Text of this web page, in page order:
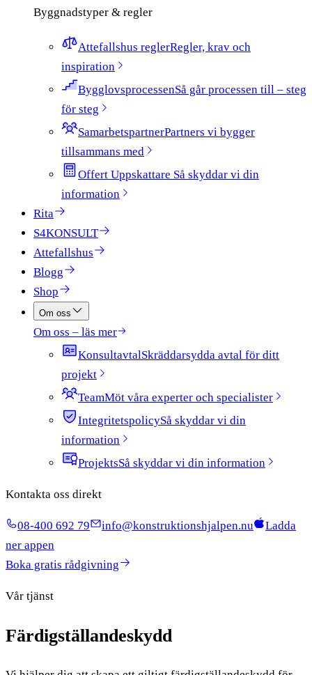
Byggnadstyper & regler
Attefallshus reglerRegler, krav och
inspiration
BygglovsprocessenSå går processen till – steg
för steg
SamarbetspartnerPartners vi bygger
tillsammans med
Offert Uppskattare​​​​‌ ‍ ​‍​‍‌‍ ‌ ​‍‌‍‍‌‌‍‌ ‌‍‍‌‌‍ ‍​‍​‍​ ‍‍​‍​‍‌ ​ ‌‍​‌‌‍ ‍‌‍‍‌‌ ‌​‌ ‍‌​‍ ‍‌‍‍‌‌‍ ​‍​‍​‍ ​​‍​‍‌‍‍​‌ ​‍‌‍‌‌‌‍‌‍​‍​‍​ ‍‍​‍​‍​‍ ‌ ​ ‌ ‌​‌ ‌‌‌‍‌​‌‍‍‌‌‍ ​‍ ‌‍‍‌‌‍ ‍‌ ‌​‌‍‌‌‌‍ ‍‌ ‌​​‍ ‌‍‌‌‌‍‌​‌‍‍‌‌ ‌​​‍ ‌‍ ‌‌‍ ‌‍‌​‌‍‌‌​ ‌‌ ​​‌ ​‍‌‍‌‌‌ ​ ‌‍‌‌‌‍ ‍‌ ‌​‌‍​‌‌ ‌​‌‍‍‌‌‍ ‌‍ ‍​ ‍ ‌‍‍‌‌‍‌​​ ‌‌‍ ‍‌‍​‌‌ ‌‍‌‍‍‌‌‍‌ ‌‍​‌‌ ‌​‌‍‍‌‌‍ ‌‍ ‍‌‌​ ‌‍‌‌‌ ‌​‌ ‌​‌‍‍‌‌‍ ‍‌‍‌ ‌ ​ ​ ‍ ‌ ‌​‌ ‍‌‌ ​​‌‍‌‌​ ‌‌‍ ‍‌‍​‌‌ ‌‍‌‍‍‌‌‍‌ ‌‍​‌‌ ‌​‌‍‍‌‌‍ ‌‍ ‍‌‌​ ‌‍‌‌‌ ‌​‌ ‌​‌‍‍‌‌‍ ‍‌‍‌ ‌ ​ ​ ‍ ‌ ​​‌‍​‌‌ ‌​‌‍‍​​ ‌‌‍ ‌‌‍​‌‌‍‍‌‌‍ ‍‌​ ‌‌‍‌‌‌‍ ‍‌ ‌‌​‍‌‌​ ‌‌‌​​‍‌‌ ‌‍‍ ‌‍‌‌‌ ‍‌​‍‌‌​ ​ ‌​‌​​‍‌‌​ ​ ‌​‌​​‍‌‌​ ​‍​ ​‍‌ ​ ‌‍‌‌‌‍‌‌‌‍‌​​‍ ‌‌ ‍‌​‍‌‌​ ​‍​ ​‍​‍‌‌​ ‌‌‌​‌​​‍ ‍‌‍​ ‌‍‍​‌‍‍‌‌‍ ​‌‍‌​‌ ​‍‌‍‌‌‌‍ ‍​‍‌‌​ ‌‌‌​​‍‌‌ ‌‍‍ ‌‍‌‌‌ ‍‌​‍‌‌​ ​ ‌​‌​​‍‌‌​ ​ ‌​‌​​‍‌‌​ ​‍​ ​‍‌‍‌‍​ ​​‌‍‌​​ ‌‌​ ‌ ​ ‌‌‌‍​‌​ ​ ‌‍​‍​ ‌​‌‍​ ‌‍‌‌​‍‌‌​ ​‍​ ​‍​‍‌‌​ ‌‌‌​‌​​‍ ‍‌‍ ​‌‍‍‌‌‍ ‍‌‍‍ ​‍ ‍‌‍ ​‌‍​‌‌‍​‍‌‍‌‌‌‍ ​​ ‌‍​‍‌‍​‌‌ ​ ‌‍‌‌‌‌‌‌‌ ​‍‌‍ ​​ ‌​‍‌‌​ ​‍‌​‌‍‌ ​ ‌ ‌​‌ ‌‌‌‍‌​‌‍‍‌‌‍ ​‍‌‍‌‍‍‌‌‍‌​​ ‌‌‍ ‍‌‍​‌‌ ‌‍‌‍‍‌‌‍‌ ‌‍​‌‌ ‌​‌‍‍‌‌‍ ‌‍ ‍‌‌​ ‌‍‌‌‌ ‌​‌ ‌​‌‍‍‌‌‍ ‍‌‍‌ ‌ ​ ​‍‌‍‌ ‌​‌ ‍‌‌ ​​‌‍‌‌​ ‌‌‍ ‍‌‍​‌‌ ‌‍‌‍‍‌‌‍‌ ‌‍​‌‌ ‌​‌‍‍‌‌‍ ‌‍ ‍‌‌​ ‌‍‌‌‌ ‌​‌ ‌​‌‍‍‌‌‍ ‍‌‍‌ ‌ ​ ​‍‌‍‌ ​​‌‍​‌‌ ‌​‌‍‍​​ ‌‌‍ ‌‌‍​‌‌‍‍‌‌‍ ‍‌​ ‌‌‍‌‌‌‍ ‍‌ ‌‌​‍‌‌​ ‌‌‌​​‍‌‌ ‌‍‍ ‌‍‌‌‌ ‍‌​‍‌‌​ ​ ‌​‌​​‍‌‌​ ​ ‌​‌​​‍‌‌​ ​‍​ ​‍‌ ​ ‌‍‌‌‌‍‌‌‌‍‌​​‍ ‌‌ ‍‌​‍‌‌​ ​‍​ ​‍​‍‌‌​ ‌‌‌​‌​​‍ ‍‌‍​ ‌‍‍​‌‍‍‌‌‍ ​‌‍‌​‌ ​‍‌‍‌‌‌‍ ‍​‍‌‌​ ‌‌‌​​‍‌‌ ‌‍‍ ‌‍‌‌‌ ‍‌​‍‌‌​ ​ ‌​‌​​‍‌‌​ ​ ‌​‌​​‍‌‌​ ​‍​ ​‍‌‍‌‍​ ​​‌‍‌​​ ‌‌​ ‌ ​ ‌‌‌‍​‌​ ​ ‌‍​‍​ ‌​‌‍​ ‌‍‌‌​‍‌‌​ ​‍​ ​‍​‍‌‌​ ‌‌‌​‌​​‍ ‍‌‍ ​‌‍‍‌‌‍ ‍‌‍‍ ​‍ ‍‌‍ ​‌‍​‌‌‍​‍‌‍‌‌‌‍ ​​‍‌‍‌ ​​‌‍‌‌‌ ​‍‌ ​ ‌ ​​‌‍‌‌‌‍​ ‌ ‌​‌‍‍‌‌ ‌‍‌‍‌‌​ ‌‌ ​​‌ ‌‌‌‍​‍‌‍ ​‌‍‍‌‌ ​ ‌‍‍​‌‍‌‌‌‍‌​​‍​‍‌ ‌ ‍ ​‍​‍‌‍ ‌ ​‍‌‍‍‌‌‍‌ ‌‍‍‌‌‍ ‍​‍​‍​ ‍‍​‍​‍‌ ​ ‌‍​‌‌‍ ‍‌‍‍‌‌ ‌​‌ ‍‌​‍ ‍‌‍‍‌‌‍ ​‍​‍​‍ ​​‍​‍‌‍‍​‌ ​‍‌‍‌‌‌‍‌‍​‍​‍​ ‍‍​‍​‍​‍ ‌ ​ ‌ ‌​‌ ‌‌‌‍‌​‌‍‍‌‌‍ ​‍ ‌‍‍‌‌‍ ‍‌ ‌​‌‍‌‌‌‍ ‍‌ ‌​​‍ ‌‍‌‌‌‍‌​‌‍‍‌‌ ‌​​‍ ‌‍ ‌‌‍ ‌‍‌​‌‍‌‌​ ‌‌ ​​‌ ​‍‌‍‌‌‌ ​ ‌‍‌‌‌‍ ‍‌ ‌​‌‍​‌‌ ‌​‌‍‍‌‌‍ ‌‍ ‍​ ‍ ‌‍‍‌‌‍‌​​ ‌‌‍ ‍‌‍​‌‌ ‌‍‌‍‍‌‌‍‌ ‌‍​‌‌ ‌​‌‍‍‌‌‍ ‌‍ ‍‌‌​ ‌‍‌‌‌ ‌​‌ ‌​‌‍‍‌‌‍ ‍‌‍‌ ‌ ​ ​ ‍ ‌ ‌​‌ ‍‌‌ ​​‌‍‌‌​ ‌‌‍ ‍‌‍​‌‌ ‌‍‌‍‍‌‌‍‌ ‌‍​‌‌ ‌​‌‍‍‌‌‍ ‌‍ ‍‌‌​ ‌‍‌‌‌ ‌​‌ ‌​‌‍‍‌‌‍ ‍‌‍‌ ‌ ​ ​ ‍ ‌ ​​‌‍​‌‌ ‌​‌‍‍​​ ‌‌‍ ‌‌‍​‌‌‍‍‌‌‍ ‍‌​ ‌‌‍‌‌‌‍ ‍‌ ‌‌​‍‌‌​ ‌‌‌​​‍‌‌ ‌‍‍ ‌‍‌‌‌ ‍‌​‍‌‌​ ​ ‌​‌​​‍‌‌​ ​ ‌​‌​​‍‌‌​ ​‍​ ​‍‌ ​ ‌‍‌‌‌‍‌‌‌‍‌​​‍ ‌‌ ‍‌​‍‌‌​ ​‍​ ​‍​‍‌‌​ ‌‌‌​‌​​‍ ‍‌‍​ ‌‍‍​‌‍‍‌‌‍ ​‌‍‌​‌ ​‍‌‍‌‌‌‍ ‍​‍‌‌​ ‌‌‌​​‍‌‌ ‌‍‍ ‌‍‌‌‌ ‍‌​‍‌‌​ ​ ‌​‌​​‍‌‌​ ​ ‌​‌​​‍‌‌​ ​‍​ ​‍‌‍‌‍​ ​​‌‍‌​​ ‌‌​ ‌ ​ ‌‌‌‍​‌​ ​ ‌‍​‍​ ‌​‌‍​ ‌‍‌‌​‍‌‌​ ​‍​ ​‍​‍‌‌​ ‌‌‌​‌​​‍ ‍‌‍‌​‌‍‌‌‌ ​ ‌‍​ ‌ ​‍‌‍‍‌‌ ​​‌ ‌​‌‍‍‌‌‍ ‌‍ ‍​ ‌‍​‍‌‍​‌‌ ​ ‌‍‌‌‌‌‌‌‌ ​‍‌‍ ​​ ‌​‍‌‌​ ​‍‌​‌‍‌ ​ ‌ ‌​‌ ‌‌‌‍‌​‌‍‍‌‌‍ ​‍‌‍‌‍‍‌‌‍‌​​ ‌‌‍ ‍‌‍​‌‌ ‌‍‌‍‍‌‌‍‌ ‌‍​‌‌ ‌​‌‍‍‌‌‍ ‌‍ ‍‌‌​ ‌‍‌‌‌ ‌​‌ ‌​‌‍‍‌‌‍ ‍‌‍‌ ‌ ​ ​‍‌‍‌ ‌​‌ ‍‌‌ ​​‌‍‌‌​ ‌‌‍ ‍‌‍​‌‌ ‌‍‌‍‍‌‌‍‌ ‌‍​‌‌ ‌​‌‍‍‌‌‍ ‌‍ ‍‌‌​ ‌‍‌‌‌ ‌​‌ ‌​‌‍‍‌‌‍ ‍‌‍‌ ‌ ​ ​‍‌‍‌ ​​‌‍​‌‌ ‌​‌‍‍​​ ‌‌‍ ‌‌‍​‌‌‍‍‌‌‍ ‍‌​ ‌‌‍‌‌‌‍ ‍‌ ‌‌​‍‌‌​ ‌‌‌​​‍‌‌ ‌‍‍ ‌‍‌‌‌ ‍‌​‍‌‌​ ​ ‌​‌​​‍‌‌​ ​ ‌​‌​​‍‌‌​ ​‍​ ​‍‌ ​ ‌‍‌‌‌‍‌‌‌‍‌​​‍ ‌‌ ‍‌​‍‌‌​ ​‍​ ​‍​‍‌‌​ ‌‌‌​‌​​‍ ‍‌‍​ ‌‍‍​‌‍‍‌‌‍ ​‌‍‌​‌ ​‍‌‍‌‌‌‍ ‍​‍‌‌​ ‌‌‌​​‍‌‌ ‌‍‍ ‌‍‌‌‌ ‍‌​‍‌‌​ ​ ‌​‌​​‍‌‌​ ​ ‌​‌​​‍‌‌​ ​‍​ ​‍‌‍‌‍​ ​​‌‍‌​​ ‌‌​ ‌ ​ ‌‌‌‍​‌​ ​ ‌‍​‍​ ‌​‌‍​ ‌‍‌‌​‍‌‌​ ​‍​ ​‍​‍‌‌​ ‌‌‌​‌​​‍ ‍‌‍‌​‌‍‌‌‌ ​ ‌‍​ ‌ ​‍‌‍‍‌‌ ​​‌ ‌​‌‍‍‌‌‍ ‌‍ ‍​‍‌‍‌ ​​‌‍‌‌‌ ​‍‌ ​ ‌ ​​‌‍‌‌‌‍​ ‌ ‌​‌‍‍‌‌ ‌‍‌‍‌‌​ ‌‌ ​​‌ ‌‌‌‍​‍‌‍ ​‌‍‍‌‌ ​ ‌‍‍​‌‍‌‌‌‍‌​​‍​‍‌ ‌ Så skyddar vi din
information​​​​
Rita
S4KONSULT
Attefallshus
Blogg
Shop
Om oss
Om oss – läs mer
KonsultavtalSkräddarsydda avtal för ditt
projekt
TeamMöt våra experter och specialister
IntegritetspolicySå skyddar vi din
information
ProjektsSå skyddar vi din information
Kontakta oss direkt
08-400 692 79 info@konstruktionshjalpen.nu
Ladda
ner appen
Boka gratis rådgivning
Vår tjänst
Färdigställandeskydd